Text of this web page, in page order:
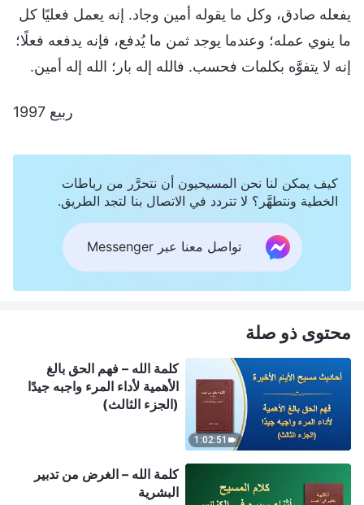
يفعله صادق، وكل ما يقوله أمين وجاد. إنه يعمل فعليًا كل
ما ينوي عمله؛ وعندما يوجد ثمن ما يُدفع، فإنه يدفعه فعلًا؛
إنه لا يتفوَّه بكلمات فحسب. فالله إله بار؛ الله إله أمين.
ربيع 1997
كيف يمكن لنا نحن المسيحيون أن نتحرَّر من رباطات
الخطية ونتطهَّر؟ لا تتردد في الاتصال بنا لتجد الطريق.
تواصل معنا عبر Messenger
محتوى ذو صلة
1:02:51
كلمة الله – فهم الحق بالغ
الأهمية لأداء المرء واجبه جيدًا
(الجزء الثالث)
كلمة الله – الغرض من تدبير
البشرية